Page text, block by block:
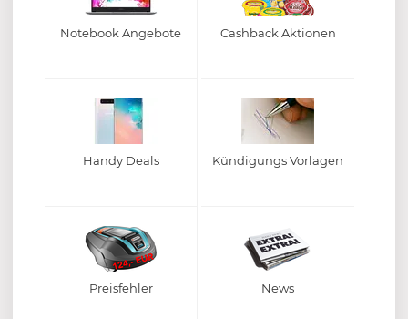
Notebook Angebote Cashback Aktionen
Handy Deals Kündigungs Vorlagen
Preisfehler News